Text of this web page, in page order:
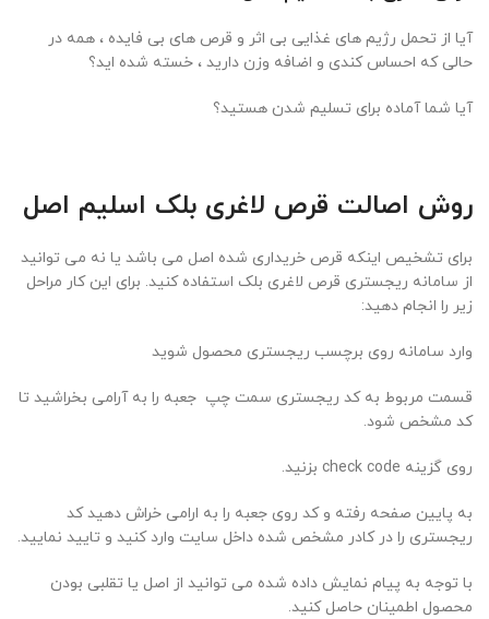
آیا از تحمل رژیم های غذایی بی اثر و قرص های بی فایده ، همه در
حالی که احساس کندی و اضافه وزن دارید ، خسته شده اید؟
آیا شما آماده برای تسلیم شدن هستید؟
روش اصالت قرص لاغری بلک اسلیم اصل
برای تشخیص اینکه قرص خریداری شده اصل می باشد یا نه می توانید
از سامانه ریجستری قرص لاغری بلک استفاده کنید. برای این کار مراحل
زیر را انجام دهید:
وارد سامانه روی برچسب ریجستری محصول شوید
قسمت مربوط به کد ریجستری سمت چپ جعبه را به آرامی بخراشید تا
کد مشخص شود.
روی گزینه check code بزنید.
به پایین صفحه رفته و کد روی جعبه را به ارامی خراش دهید کد
ریجستری را در کادر مشخص شده داخل سایت وارد کنید و تایید نمایید.
با توجه به پیام نمایش داده شده می توانید از اصل یا تقلبی بودن
محصول اطمینان حاصل کنید.